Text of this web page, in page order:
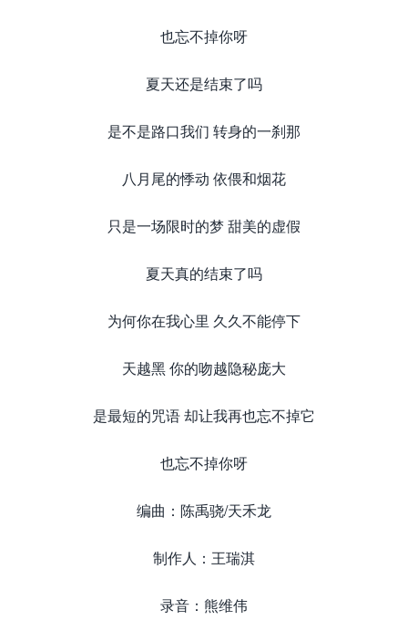
也忘不掉你呀
夏天还是结束了吗
是不是路口我们 转身的一刹那
八月尾的悸动 依偎和烟花
只是一场限时的梦 甜美的虚假
夏天真的结束了吗
为何你在我心里 久久不能停下
天越黑 你的吻越隐秘庞大
是最短的咒语 却让我再也忘不掉它
也忘不掉你呀
编曲：陈禹骁/天禾龙
制作人：王瑞淇
录音：熊维伟